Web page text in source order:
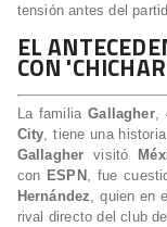
tensión antes del
EL
CON
La familia Gallagher,
City, tiene una
Gallagher
visitó
con ESPN , fue
Hernández, quien en
rival directo del club